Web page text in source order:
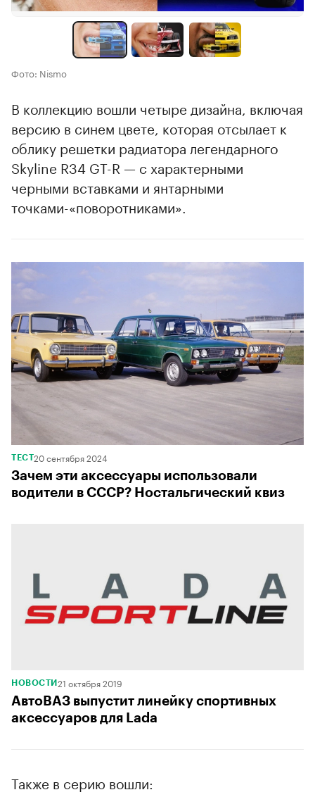
Фото: Nismo
В коллекцию вошли четыре дизайна, включая
версию в синем цвете, которая отсылает к
облику решетки радиатора легендарного
Skyline R34 GT-R — с характерными
черными вставками и янтарными
точками-«поворотниками».
ТЕСТ20 сентября 2024
Зачем эти аксессуары использовали
водители в СССР? Ностальгический квиз
НОВОСТИ 21 октября 2019
АвтоВАЗ выпустит линейку спортивных
аксессуаров для Lada
Также в серию вошли: